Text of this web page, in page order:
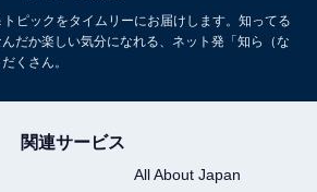
ピックをタイムリーにお届けします。知ってる
だか楽しい気分になれる、ネット発「知ら（な
くさん。
関連サービス
All About Japan